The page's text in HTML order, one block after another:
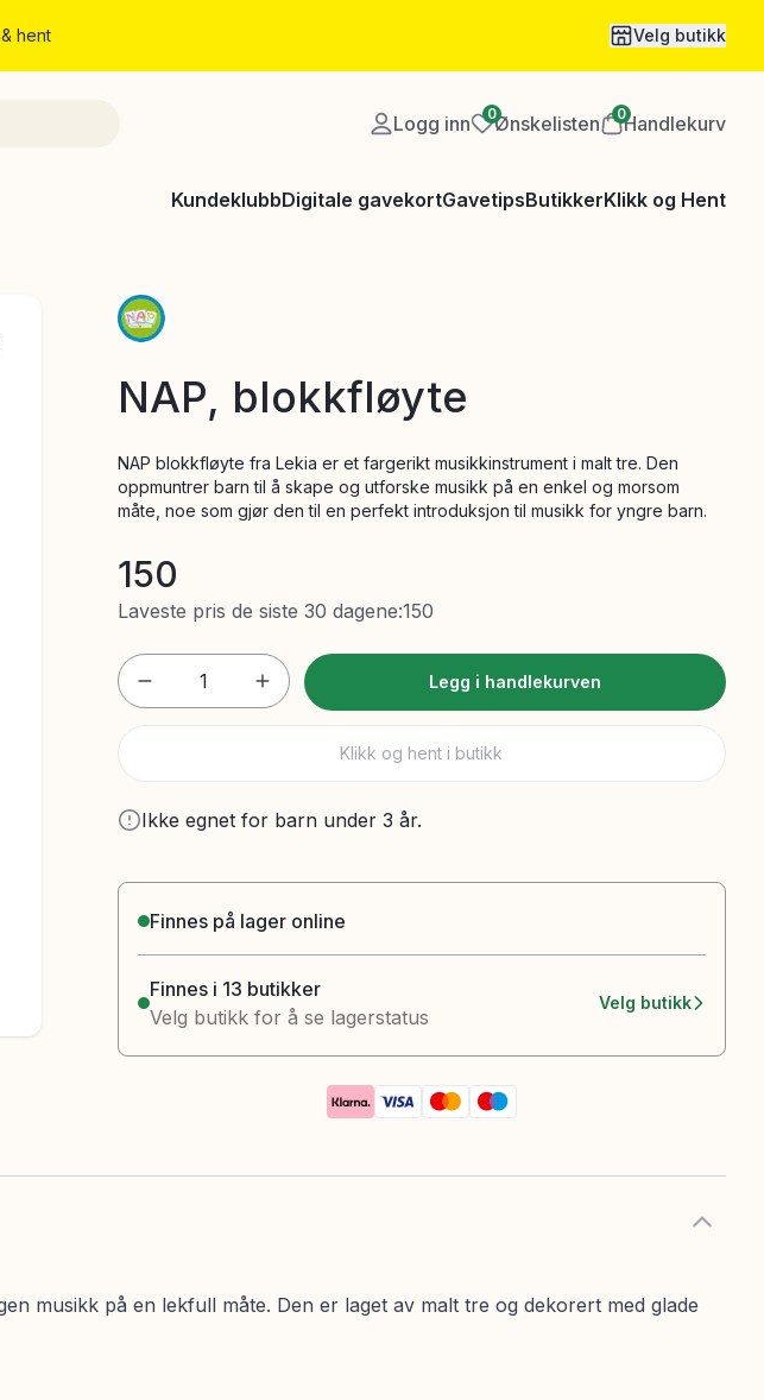
hent Velg butikk
Logg inn 0Ønskelisten 0Handlekurv
KundeklubbDigitale gavekortGavetipsButikkerKlikk og Hent
NAP, blokkfløyte
NAP blokkfløyte fra Lekia er et fargerikt musikkinstrument i malt tre. Den
oppmuntrer barn til å skape og utforske musikk på en enkel og morsom
måte, noe som gjør den til en perfekt introduksjon til musikk for yngre barn.
150
Laveste pris de siste 30 dagene:150
1 Legg i handlekurven
Klikk og hent i butikk
Ikke egnet for barn under 3 år.
Finnes på lager online
Finnes i 13 butikker
Velg butikk for å se lagerstatus
Velg butikk
musikk på en lekfull måte. Den er laget av malt tre og dekorert med glade